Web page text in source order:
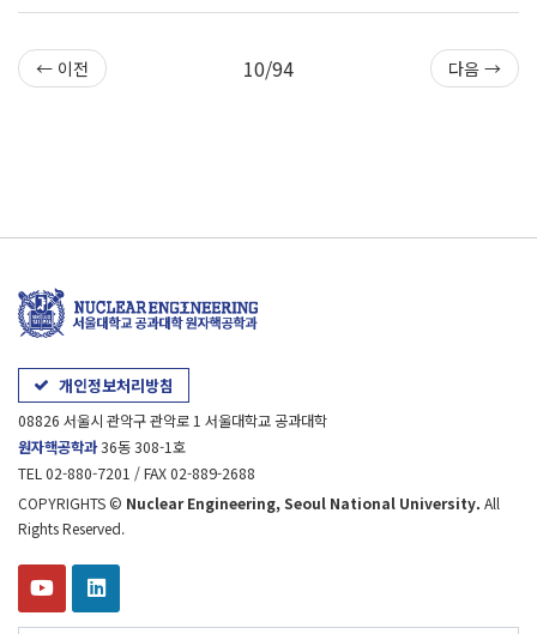
← 이전 10/94 다음 →
개인정보처리방침
08826 서울시 관악구 관악로 1 서울대학교 공과대학
원자핵공학과36동 308-1호
TEL 02-880-7201 / FAX 02-889-2688
COPYRIGHTS © Nuclear Engineering, Seoul National University. All
Rights Reserved.